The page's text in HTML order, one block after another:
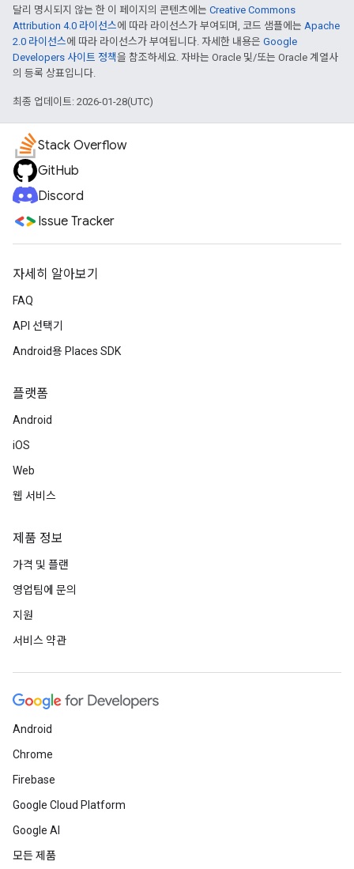
달리 명시되지 않는 한 이 페이지의 콘텐츠에는 Creative Commons
Attribution 4.0 라이선스에 따라 라이선스가 부여되며, 코드 샘플에는 Apache
2.0 라이선스에 따라 라이선스가 부여됩니다. 자세한 내용은 Google
Developers 사이트 정책을 참조하세요. 자바는 Oracle 및/또는 Oracle 계열사
의 등록 상표입니다.
최종 업데이트: 2026-01-28(UTC)
Stack Overflow
GitHub
Discord
Issue Tracker
자세히 알아보기
FAQ
API 선택기
Android용 Places SDK
플랫폼
Android
iOS
Web
웹 서비스
제품 정보
가격 및 플랜
영업팀에 문의
지원
서비스 약관
Android
Chrome
Firebase
Google Cloud Platform
Google AI
모든 제품